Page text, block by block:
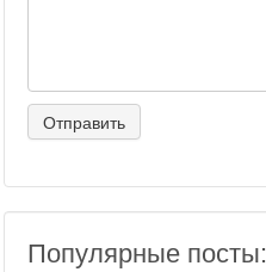
Популярные посты: